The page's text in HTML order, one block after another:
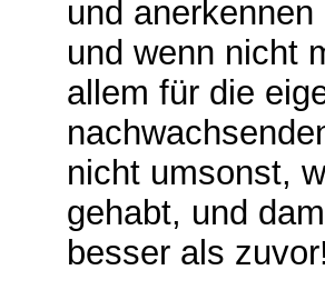
und
und wenn nicht
allem für die
nicht umsonst,
gehabt, und
besser als zuvor!